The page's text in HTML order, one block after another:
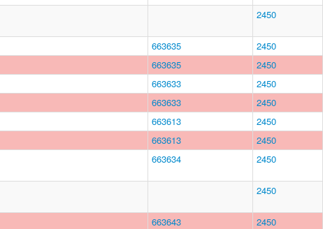
2450
663635 2450
663635 2450
663633 2450
663633 2450
663613 2450
663613 2450
663634 2450
2450
663643 2450